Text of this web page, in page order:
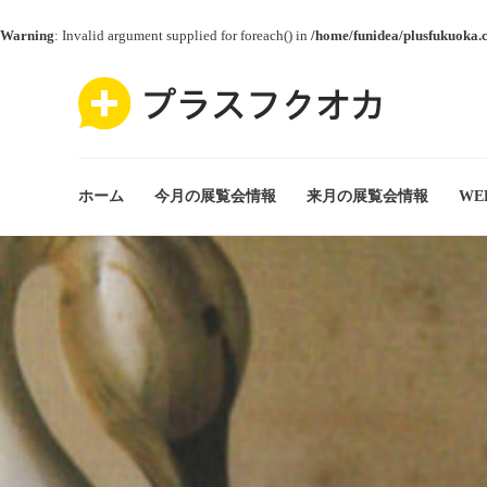
Warning: Invalid argument supplied for foreach() in /home/funidea/
ホーム 今月の展覧会情報 来月の展覧会情報